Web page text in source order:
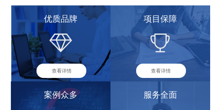
优质品牌
查看详情
项目保障
查看详情
案例众多 服务全面